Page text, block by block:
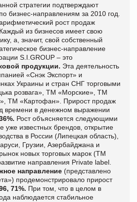
стратегии подтверждают
бизнес-направлениям за 2010 год.
рост продаж
Каждый из бизнесов имеет свою
а, значит, свой собственный
бизнес-направление
S.I.GROUP – это
продукции. Эта деятельность
«Снэк Экспорт» и
Украины и стран СНГ торговыми
розвага», ТМ «Морские», ТМ
ТМ «Картофан». Прирост продаж
времени в денежном выражении
Рост объясняется следующими
уже известных брендов, открытие
в России (Липецкая область),
Грузии, Азербайджана и
новых торговых марок (ТМ
направления Private label
направление (представлено
продемонстрировало прирост
71%. При том, что в целом в
наблюдается стабильное